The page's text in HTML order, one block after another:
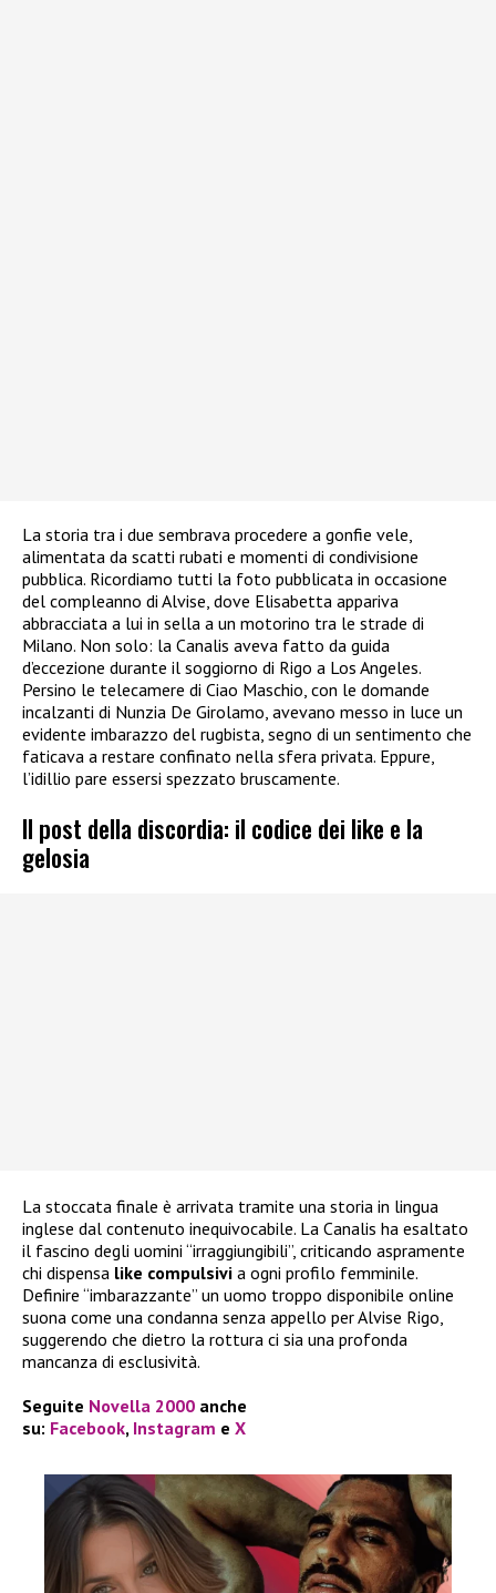
La storia tra i due sembrava procedere a gonfie vele,
alimentata da scatti rubati e momenti di condivisione
pubblica. Ricordiamo tutti la foto pubblicata in occasione
del compleanno di Alvise, dove Elisabetta appariva
abbracciata a lui in sella a un motorino tra le strade di
Milano. Non solo: la Canalis aveva fatto da guida
d’eccezione durante il soggiorno di Rigo a Los Angeles.
Persino le telecamere di Ciao Maschio, con le domande
incalzanti di Nunzia De Girolamo, avevano messo in luce un
evidente imbarazzo del rugbista, segno di un sentimento che
faticava a restare confinato nella sfera privata. Eppure,
l’idillio pare essersi spezzato bruscamente.
Il post della discordia: il codice dei like e la
gelosia
La stoccata finale è arrivata tramite una storia in lingua
inglese dal contenuto inequivocabile. La Canalis ha esaltato
il fascino degli uomini “irraggiungibili”, criticando aspramente
chi dispensa like compulsivi a ogni profilo femminile.
Definire “imbarazzante” un uomo troppo disponibile online
suona come una condanna senza appello per Alvise Rigo,
suggerendo che dietro la rottura ci sia una profonda
mancanza di esclusività.
Seguite Novella 2000 anche
su: Facebook, Instagram e X